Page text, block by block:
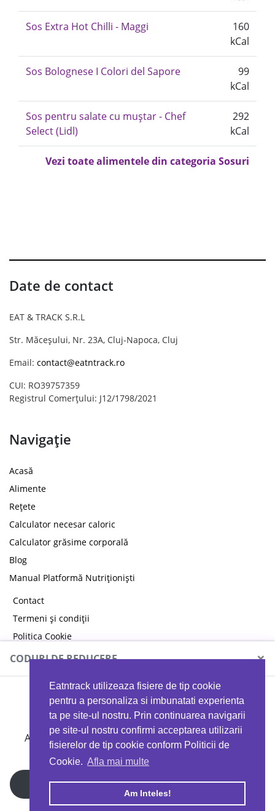
Eatntrack utilizeaza fisiere de tip cookie
pentru a personaliza si imbunatati experienta
ta pe site-ul nostru. Prin continuarea navigarii
pe site-ul nostru confirmi acceptarea utilizarii
fisierelor de tip cookie conform Politicii de
Cookie. Afla mai multe
Am Inteles!
Sos Extra Hot Chilli - Maggi
160
kCal
Sos Bolognese I Colori del Sapore
99
kCal
Sos pentru salate cu muștar - Chef
Select (Lidl)
292
kCal
Vezi toate alimentele din categoria Sosuri
Date de contact
EAT & TRACK S.R.L
Str. Măceșului, Nr. 23A, Cluj-Napoca, Cluj
Email: contact@eatntrack.ro
CUI: RO39757359
Registrul Comerțului: J12/1798/2021
Navigație
Acasă
Alimente
Rețete
Calculator necesar caloric
Calculator grăsime corporală
Blog
Manual Platformă Nutriționiști
Contact
Termeni și condiții
Politica Cookie
Politica de confidențialitate
Copyright © 2026 EAT & TRACK S.R.L
CODURI DE REDUCERE ×
MYPROTEIN
Ai 40%reducere la orice comandă folosind codul
EATTRACK
Profită acum